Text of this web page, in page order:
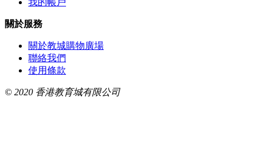
關於服務
關於教城購物廣場
聯絡我們
使用條款
© 2020 香港教育城有限公司